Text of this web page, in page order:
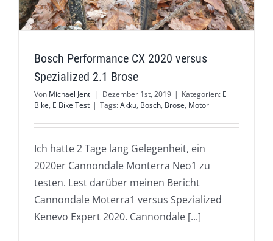
Bosch Performance CX 2020 versus
Spezialized 2.1 Brose
Von Michael Jentl | Dezember 1st, 2019 | Kategorien: E
Bike, E Bike Test | Tags:Akku, Bosch, Brose, Motor
Ich hatte 2 Tage lang Gelegenheit, ein
2020er Cannondale Monterra Neo1 zu
testen. Lest darüber meinen Bericht
Cannondale Moterra1 versus Spezialized
Kenevo Expert 2020. Cannondale [...]